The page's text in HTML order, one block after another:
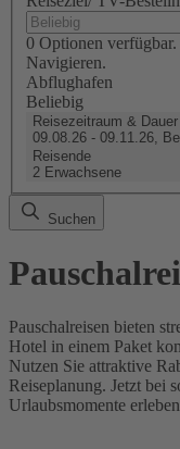
0 Optionen
Navigieren.
Abflughafen
Beliebig
Reisezeitraum & Dauer
09.08.26 - 09.11.26,
Reisende
2 Erwachsene
Suchen
Pauschalreisen bieten
Hotel in einem Paket
Nutzen Sie attraktive
Reiseplanung. Jetzt bei
Urlaubsmomente